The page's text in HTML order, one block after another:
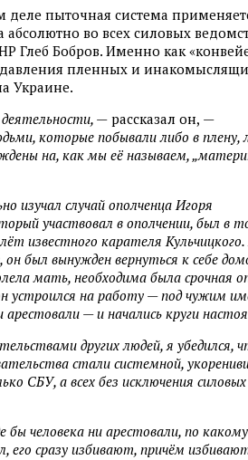
деле пыточная система
во всех силовых
Глеб Бобров. Именно как
пленных и
Украине.
деятельности, — рассказал он, —
которые побывали либо в плену,
на, как мы её называем,
изучал случай ополченца Игоря
участвовал в ополчении, был в
известного карателя
был вынужден вернуться к себе
мать, необходима была срочная
устроился на работу — под чужим
— и начались круги
других людей, я убедился,
стали системной,
СБУ, а всех без исключения силовых
человека ни арестовали, по
его сразу избивают, причём